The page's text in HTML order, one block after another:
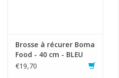
Brosse à récurer Boma
Food - 40 cm - BLEU
€19,70